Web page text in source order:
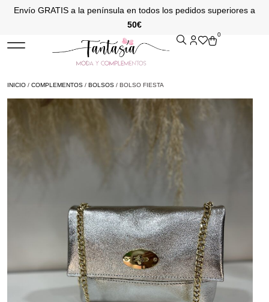
Envío GRATIS a la península en todos los pedidos superiores a
50€
0
INICIO / COMPLEMENTOS / BOLSOS / BOLSO FIESTA